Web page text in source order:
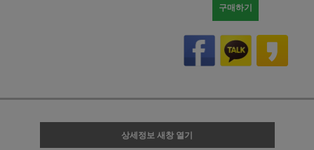
구매하기
상세정보 새창 열기